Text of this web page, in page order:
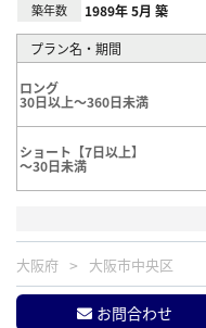
築年数 1989年 5月 築
プラン名・期間
ロング
30日以上～360日未満
ショート【7日以上】
～30日未満
大阪府 大阪市中央区
お問合わせ